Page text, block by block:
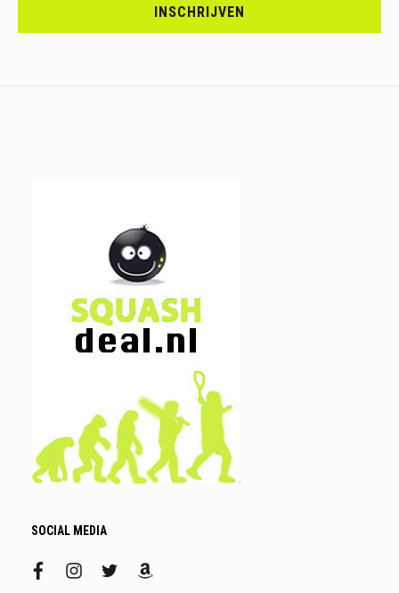
INSCHRIJVEN
SOCIAL MEDIA
facebookinstagram
twitteramazon